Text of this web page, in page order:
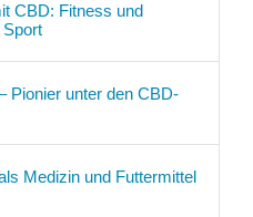
CBD: Fitness und
Pionier unter den CBD-
Medizin und Futtermittel